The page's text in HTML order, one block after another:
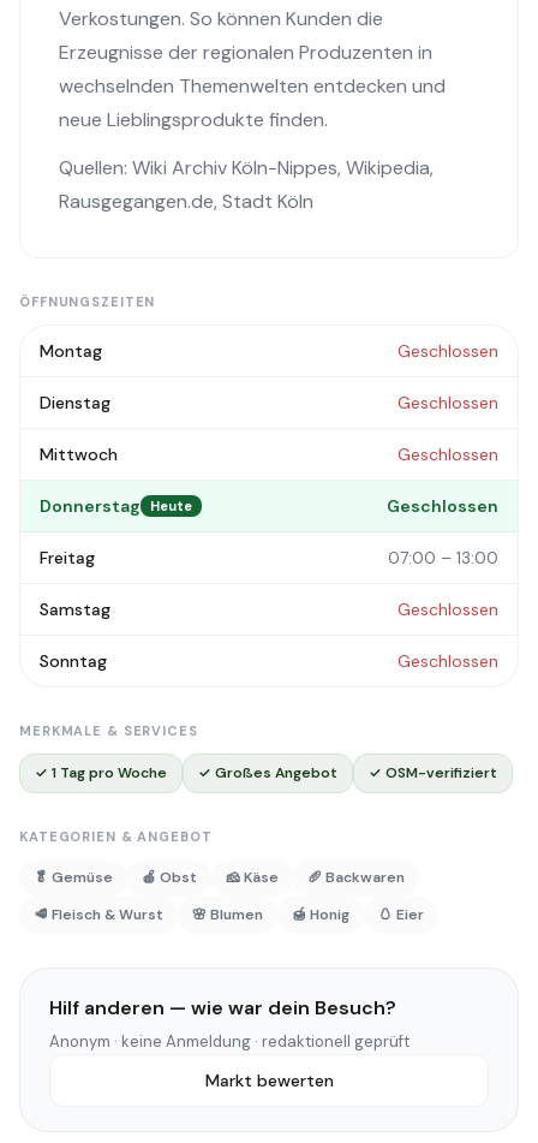
Verkostungen. So können Kunden die
Erzeugnisse der regionalen Produzenten in
wechselnden Themenwelten entdecken und
neue Lieblingsprodukte finden.
Quellen: Wiki Archiv Köln-Nippes, Wikipedia,
Rausgegangen.de, Stadt Köln
ÖFFNUNGSZEITEN
Montag Geschlossen
Dienstag Geschlossen
Mittwoch Geschlossen
Donnerstag Heute Geschlossen
Freitag 07:00 – 13:00
Samstag Geschlossen
Sonntag Geschlossen
MERKMALE & SERVICES
✓ 1 Tag pro Woche ✓ Großes Angebot ✓ OSM-verifiziert
KATEGORIEN & ANGEBOT
🥬 Gemüse 🍎 Obst 🧀 Käse
🥖 Backwaren
🥩 Fleisch & Wurst
🌸 Blumen 🍯 Honig 🥚 Eier
Hilf anderen — wie war dein Besuch?
Anonym · keine Anmeldung · redaktionell geprüft
Markt bewerten